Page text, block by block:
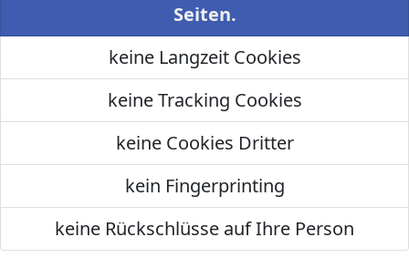
Seiten.
keine Langzeit Cookies
keine Tracking Cookies
keine Cookies Dritter
kein Fingerprinting
keine Rückschlüsse auf Ihre Person